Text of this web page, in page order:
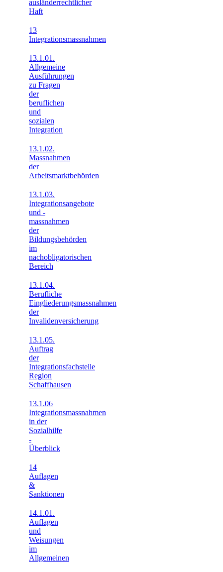
ausländerrechtlicher
Haft
13
Integrationsmassnahmen
13.1.01.
Allgemeine
Ausführungen
zu Fragen
der
beruflichen
und
sozialen
Integration
13.1.02.
Massnahmen
der
Arbeitsmarktbehörden
13.1.03.
Integrationsangebote
und -
massnahmen
der
Bildungsbehörden
im
nachobligatorischen
Bereich
13.1.04.
Berufliche
Eingliederungsmassnahmen
der
Invalidenversicherung
13.1.05.
Auftrag
der
Integrationsfachstelle
Region
Schaffhausen
13.1.06
Integrationsmassnahmen
in der
Sozialhilfe
-
Überblick
14
Auflagen
&
Sanktionen
14.1.01.
Auflagen
und
Weisungen
im
Allgemeinen